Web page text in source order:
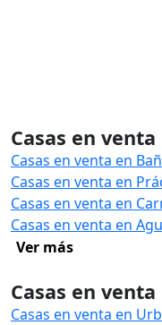
Casas en
Casas en venta en
Casas en venta en
Casas en venta en
Casas en venta en
Ver más
Casas en
Casas en venta en